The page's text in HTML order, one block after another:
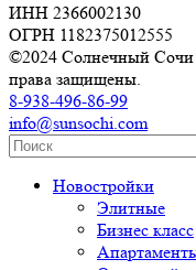
ИНН 2366002130
ОГРН 1182375012555
©2024 Солнечный Сочи
права защищены.
8-938-496-86-99
info@sunsochi.com
Новостройки
Элитные
Бизнес класс